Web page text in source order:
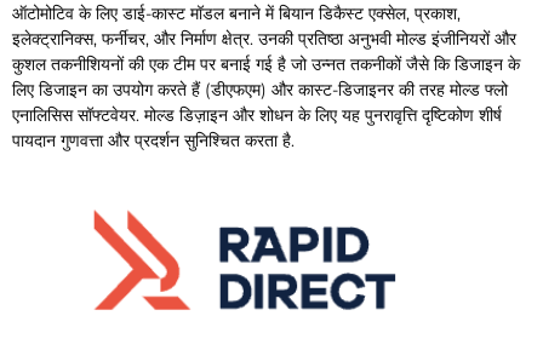
ऑटोमोटिव के लिए डाई-कास्ट मॉडल बनाने में बियान डिकैस्ट एक्सेल, प्रकाश,
इलेक्ट्रानिक्स, फर्नीचर, और निर्माण क्षेत्र. उनकी प्रतिष्ठा अनुभवी मोल्ड इंजीनियरों और
कुशल तकनीशियनों की एक टीम पर बनाई गई है जो उन्नत तकनीकों जैसे कि डिजाइन के
लिए डिजाइन का उपयोग करते हैं (डीएफएम) और कास्ट-डिजाइनर की तरह मोल्ड फ्लो
एनालिसिस सॉफ्टवेयर. मोल्ड डिज़ाइन और शोधन के लिए यह पुनरावृत्ति दृष्टिकोण शीर्ष
पायदान गुणवत्ता और प्रदर्शन सुनिश्चित करता है.